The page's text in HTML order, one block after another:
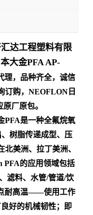
达工程塑料有限
大金PFA AP-
理，品种齐全，诚信
订购，NEOFLON日
厂原包。
PFA是一种全氟烷氧
树脂传递成型、压
美洲、拉丁美洲、
PFA的应用领域包括
滤料、水管/管道/饮
耐高温——使用工作
好的机械韧性；即